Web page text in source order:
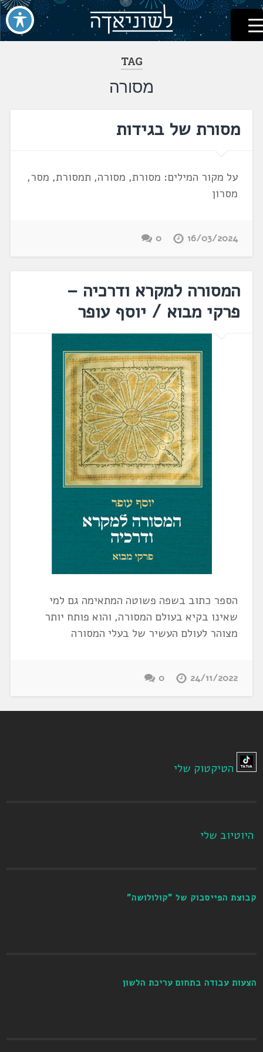
דלג
לתוכן
לשוניאדה
עברית. לשון. שפה
TAG
מסורה
מסורת של בגידות
על מקור המילים: מסורת, מסורה, תמסורת, מסר,
מסרון
16/03/2024
0
המסורה למקרא ודרכיה –
פרקי מבוא / יוסף עופר
הספר כתוב בשפה פשוטה המתאימה גם למי
שאינו בקיא בעולם המסורה, והוא פותח יותר
מצוהר לעולם העשיר של בעלי המסורה
24/11/2022
0
הטיקטוק שלי
היוטיוב שלי
קבוצת הפייסבוק של "קולולושה"
הצעות עבודה בתחום עריכת הלשון